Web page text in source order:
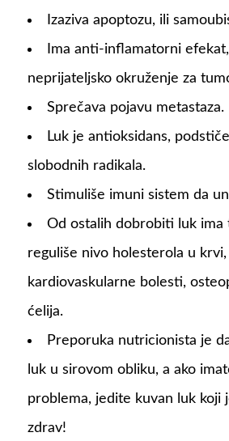
Izaziva apoptozu, ili
Ima anti-inflamatorni
neprijateljsko okruženje za
Sprečava pojavu metastaza.
Luk je antioksidans,
slobodnih radikala.
Stimuliše imuni sistem da
Od ostalih dobrobiti luk ima
reguliše nivo holesterola u krvi,
kardiovaskularne bolesti,
ćelija.
Preporuka nutricionista je
luk u sirovom obliku, a ako
problema, jedite kuvan luk koji
zdrav!